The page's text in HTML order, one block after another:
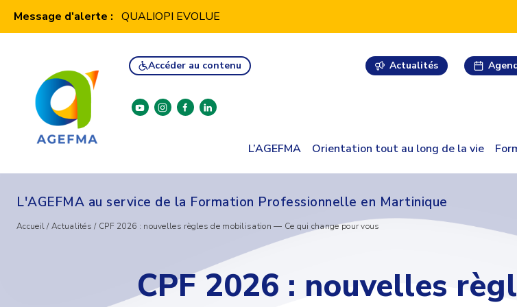
Message d'alerte : QUALIOPI EVOLUE
Accéder au contenu Actualités
youtubeinstagram
facebooklinkedin
L’AGEFMA Orientation tout au long de la vie
L'AGEFMA au service de la Formation Professionnelle en Martinique
Accueil/Actualités / CPF 2026 : nouvelles règles de mobilisation — Ce qui change pour vous
CPF 2026 : nouvelles